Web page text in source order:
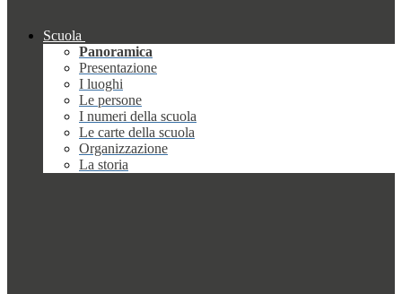
Scuola
Panoramica
Presentazione
I luoghi
Le persone
I numeri della scuola
Le carte della scuola
Organizzazione
La storia